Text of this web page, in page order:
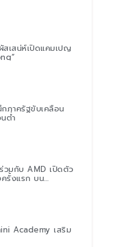
สเสน่ห์เปิดแคมเปญ
ภาครัฐขับเคลื่อน
ต่ำ
วมกับ AMD เปิดตัว
รั้งแรก บน
Academy เสริม